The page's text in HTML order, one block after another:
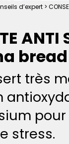
d’expert >
ANTI
très
stress.